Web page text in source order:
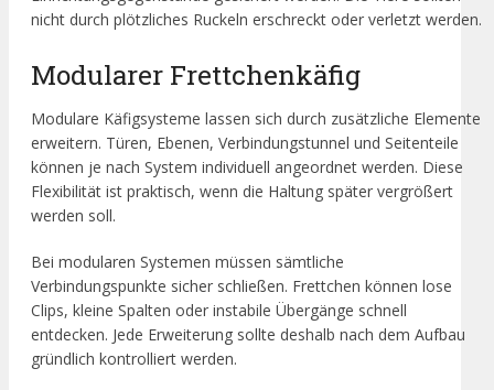
nicht durch plötzliches Ruckeln erschreckt oder verletzt werden.
Modularer Frettchenkäfig
Modulare Käfigsysteme lassen sich durch zusätzliche Elemente
erweitern. Türen, Ebenen, Verbindungstunnel und Seitenteile
können je nach System individuell angeordnet werden. Diese
Flexibilität ist praktisch, wenn die Haltung später vergrößert
werden soll.
Bei modularen Systemen müssen sämtliche
Verbindungspunkte sicher schließen. Frettchen können lose
Clips, kleine Spalten oder instabile Übergänge schnell
entdecken. Jede Erweiterung sollte deshalb nach dem Aufbau
gründlich kontrolliert werden.